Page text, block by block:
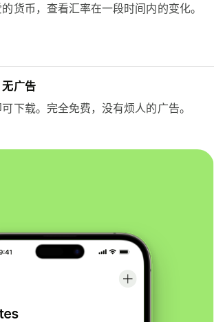
货币，查看汇率在一段时间内的变化。
广告
下载。完全免费，没有烦人的广告。